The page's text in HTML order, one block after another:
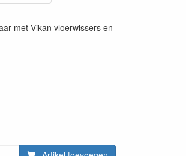
met Vikan vloerwissers en